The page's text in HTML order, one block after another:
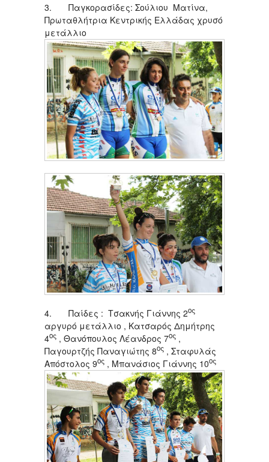
3. Παγκορασίδες: Σούλιου Ματίνα,
Πρωταθλήτρια Κεντρικής Ελλάδας χρυσό
μετάλλιο
4. Παίδες : Τσακνής Γιάννης 2ος
αργυρό μετάλλιο , Κατσαρός Δημήτρης
4ος , Θανόπουλος Λέανδρος 7ος ,
Παγουρτζής Παναγιώτης 8ος , Σταφυλάς
Απόστολος 9ος , Μπανάσιος Γιάννης 10ος